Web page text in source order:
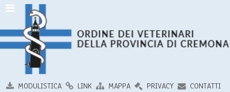
MODULISTICA LINK MAPPA PRIVACY CONTATTI